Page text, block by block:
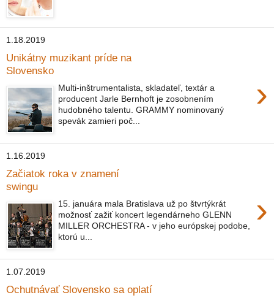
1.18.2019
Unikátny muzikant príde na
Slovensko
›
Multi-inštrumentalista, skladateľ, textár a
producent Jarle Bernhoft je zosobnením
hudobného talentu. GRAMMY nominovaný
spevák zamieri poč...
1.16.2019
Začiatok roka v znamení
swingu
›
15. januára mala Bratislava už po štvrtýkrát
možnosť zažiť koncert legendárneho GLENN
MILLER ORCHESTRA - v jeho európskej podobe,
ktorú u...
1.07.2019
Ochutnávať Slovensko sa oplatí